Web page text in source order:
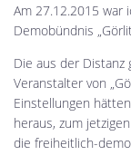
Am 27.12.2015 war
Demobündnis
Die aus der Distanz
Veranstalter von
Einstellungen
heraus, zum
die freiheitlich-